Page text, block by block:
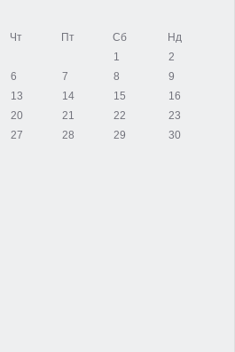
Чт Пт Сб
Нд
1
2
6 7 8
9
13 14 15
16
20 21 22
23
27 28 29
30